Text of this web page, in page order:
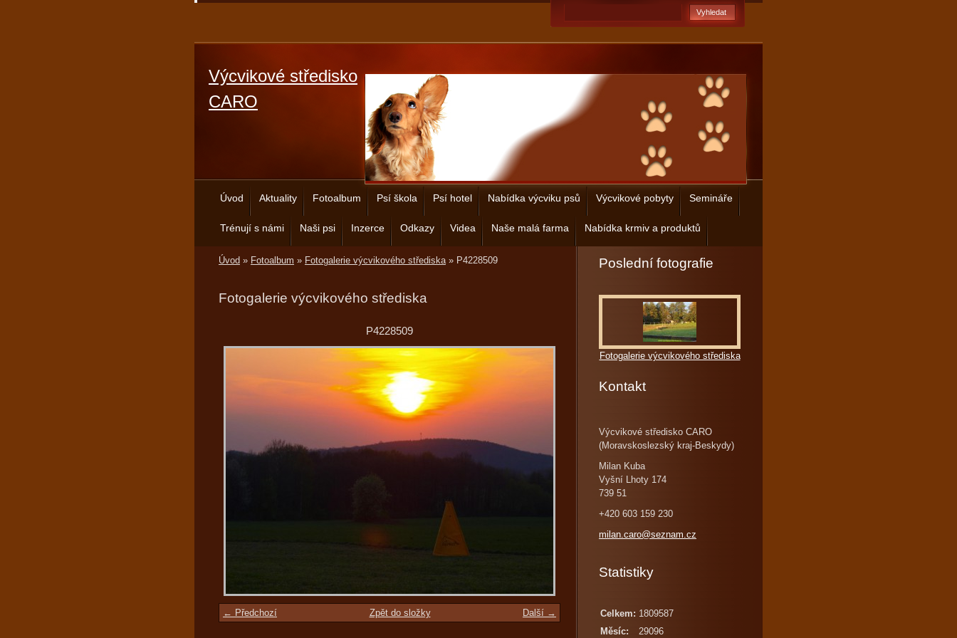
Výcvikové středisko
CARO
Úvod Aktuality Fotoalbum Psí škola Psí hotel Nabídka výcviku psů Výcvikové pobyty Semináře
Trénují s námi Naši psi Inzerce Odkazy Videa Naše malá farma Nabídka krmiv a produktů
Úvod » Fotoalbum » Fotogalerie výcvikového střediska» P4228509
Fotogalerie výcvikového střediska
P4228509
← Předchozí Další →
Zpět do složky
Poslední fotografie
Fotogalerie výcvikového střediska
Kontakt
Výcvikové středisko CARO
(Moravskoslezský kraj-Beskydy)
Milan Kuba
Vyšní Lhoty 174
739 51
+420 603 159 230
milan.caro@seznam.cz
Statistiky
Celkem: 1809587
Měsíc:
29096